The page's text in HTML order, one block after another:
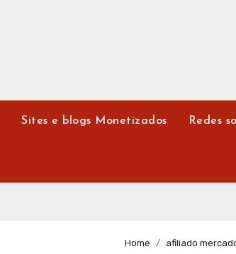
Sites e blogs Monetizados Redes
Home afiliado